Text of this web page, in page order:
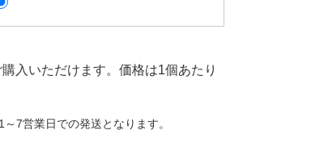
入いただけます。価格は1個あたり
7営業日での発送となります。